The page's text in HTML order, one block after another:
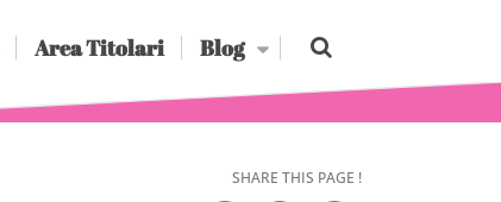
Area Titolari Blog
SHARE THIS PAGE !